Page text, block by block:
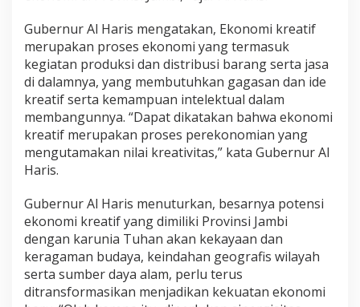
a
t
i
f
a
n
U
M
r
o
v
i
s
i
Gubernur Al Haris mengatakan, Ekonomi kreatif
merupakan proses ekonomi yang termasuk
kegiatan produksi dan distribusi barang serta jasa
di dalamnya, yang membutuhkan gagasan dan ide
kreatif serta kemampuan intelektual dalam
membangunnya. “Dapat dikatakan bahwa ekonomi
kreatif merupakan proses perekonomian yang
mengutamakan nilai kreativitas,” kata Gubernur Al
Haris.
Gubernur Al Haris menuturkan, besarnya potensi
ekonomi kreatif yang dimiliki Provinsi Jambi
dengan karunia Tuhan akan kekayaan dan
keragaman budaya, keindahan geografis wilayah
serta sumber daya alam, perlu terus
ditransformasikan menjadikan kekuatan ekonomi